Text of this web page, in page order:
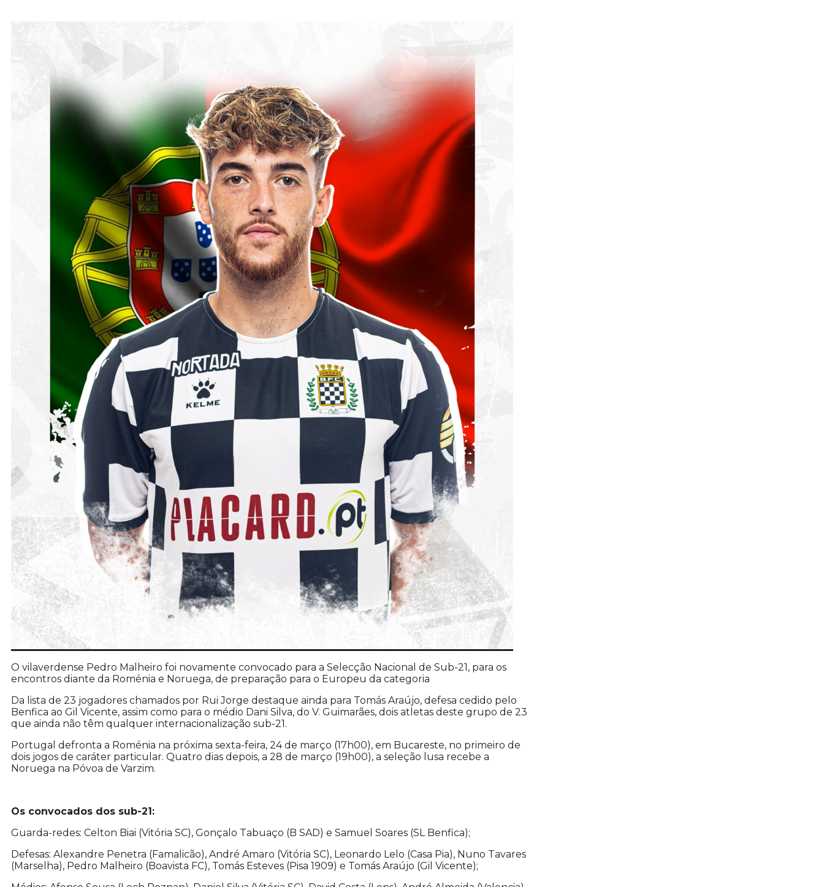
O vilaverdense Pedro Malheiro foi novamente convocado para a Selecção Nacional de Sub-21, para os
encontros diante da Roménia e Noruega, de preparação para o Europeu da categoria
Da lista de 23 jogadores chamados por Rui Jorge destaque ainda para Tomás Araújo, defesa cedido pelo
Benfica ao Gil Vicente, assim como para o médio Dani Silva, do V. Guimarães, dois atletas deste grupo de 23
que ainda não têm qualquer internacionalização sub-21.
Portugal defronta a Roménia na próxima sexta-feira, 24 de março (17h00), em Bucareste, no primeiro de
dois jogos de caráter particular. Quatro dias depois, a 28 de março (19h00), a seleção lusa recebe a
Noruega na Póvoa de Varzim.
Os convocados dos sub-21:
Guarda-redes: Celton Biai (Vitória SC), Gonçalo Tabuaço (B SAD) e Samuel Soares (SL Benfica);
Defesas: Alexandre Penetra (Famalicão), André Amaro (Vitória SC), Leonardo Lelo (Casa Pia), Nuno Tavares
(Marselha), Pedro Malheiro (Boavista FC), Tomás Esteves (Pisa 1909) e Tomás Araújo (Gil Vicente);